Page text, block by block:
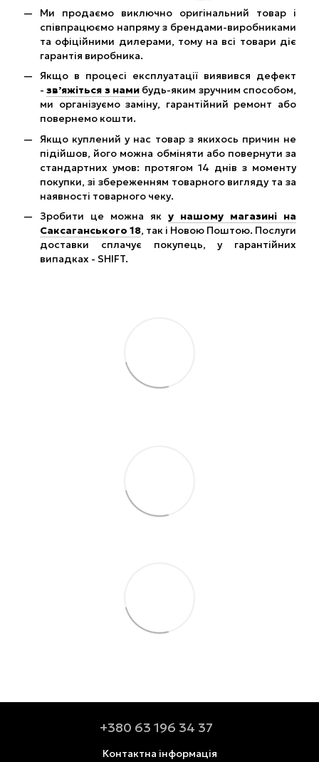
Ми продаємо виключно оригінальний товар і
співпрацюємо напряму з брендами-виробниками
та офіційними дилерами, тому на всі товари діє
гарантія виробника.
Якщо в процесі експлуатації виявився дефект
-зв’яжіться з нами будь-яким зручним способом,
ми організуємо заміну, гарантійний ремонт або
повернемо кошти.
Якщо куплений у нас товар з якихось причин не
підійшов, його можна обміняти або повернути за
стандартних умов: протягом 14 днів з моменту
покупки, зі збереженням товарного вигляду та за
наявності товарного чеку.
Зробити це можна як у нашому магазині на
Саксаганського 18, так і Новою Поштою. Послуги
доставки сплачує покупець, у гарантійних
випадках - SHIFT.
+380 63 196 34 37
Контактна інформація